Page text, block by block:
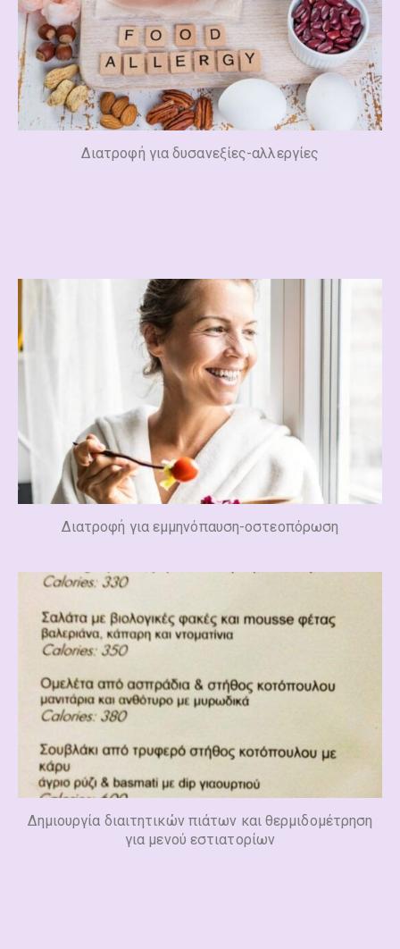
Διατροφή για δυσανεξίες-αλλεργίες
Διατροφή για εμμηνόπαυση-οστεοπόρωση
Δημιουργία διαιτητικών πιάτων και θερμιδομέτρηση
για μενού εστιατορίων